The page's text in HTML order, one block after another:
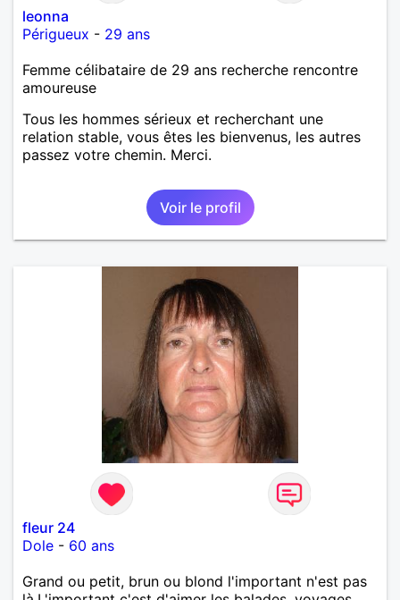
leonna
Périgueux - 29 ans
Femme célibataire de 29 ans recherche rencontre
amoureuse
Tous les hommes sérieux et recherchant une
relation stable, vous êtes les bienvenus, les autres
passez votre chemin. Merci.
Voir le profil
fleur 24
Dole - 60 ans
Grand ou petit, brun ou blond l'important n'est pas